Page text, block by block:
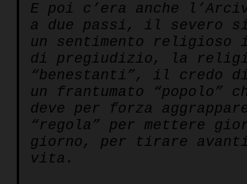
E poi c’era anche
a due passi, il severo
un sentimento religioso
di pregiudizio, la
“benestanti”, il credo
un frantumato “popolo”
deve per forza
“regola” per mettere
giorno, per tirare
vita.